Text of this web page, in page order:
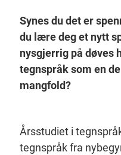
Synes du det er
du lære deg et nytt
nysgjerrig på døves
tegnspråk som en
mangfold?
Årsstudiet i
tegnspråk fra